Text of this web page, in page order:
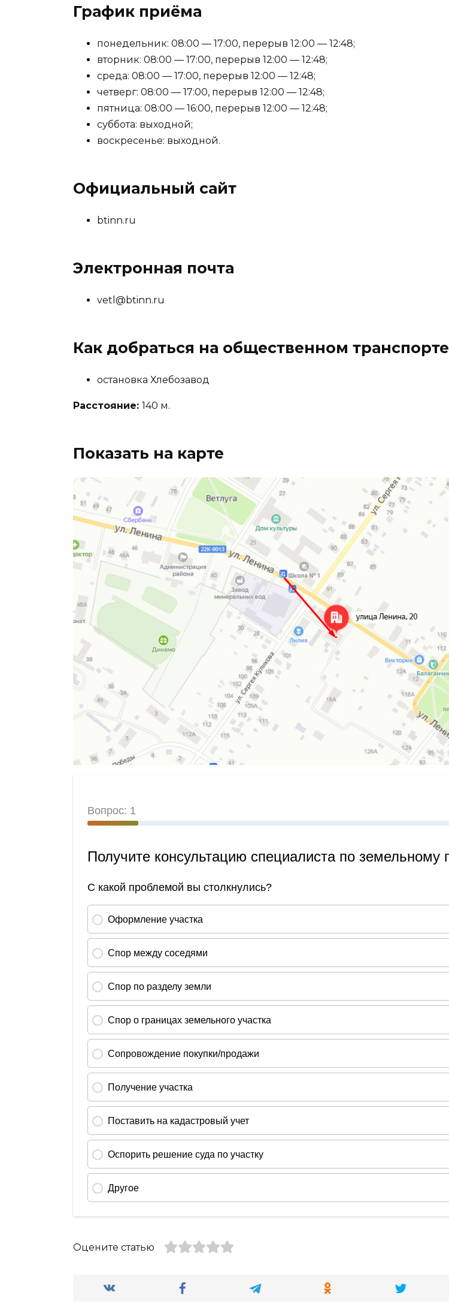
График приёма
понедельник: 08:00 — 17:00, перерыв 12:00 — 12:48;
вторник: 08:00 — 17:00, перерыв 12:00 — 12:48;
среда: 08:00 — 17:00, перерыв 12:00 — 12:48;
четверг: 08:00 — 17:00, перерыв 12:00 — 12:48;
пятница: 08:00 — 16:00, перерыв 12:00 — 12:48;
суббота: выходной;
воскресенье: выходной.
Официальный сайт
btinn.ru
Электронная почта
vetl@btinn.ru
Как добраться на общественном транспорте
остановка Хлебозавод
Расстояние: 140 м.
Показать на карте
Оцените статью